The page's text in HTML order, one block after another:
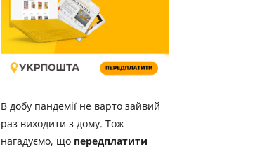
В добу пандемії не варто зайвий
раз виходити з дому. Тож
нагадуємо, що передплатити